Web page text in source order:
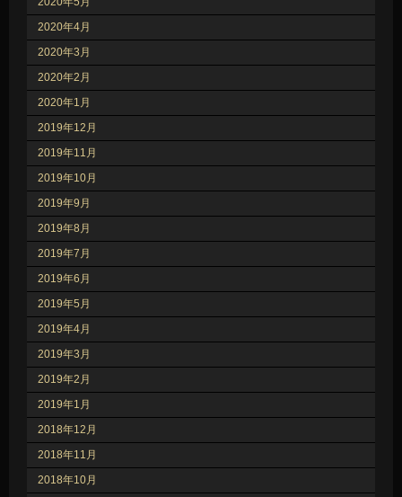
2020年4月
2020年3月
2020年2月
2020年1月
2019年12月
2019年11月
2019年10月
2019年9月
2019年8月
2019年7月
2019年6月
2019年5月
2019年4月
2019年3月
2019年2月
2019年1月
2018年12月
2018年11月
2018年10月